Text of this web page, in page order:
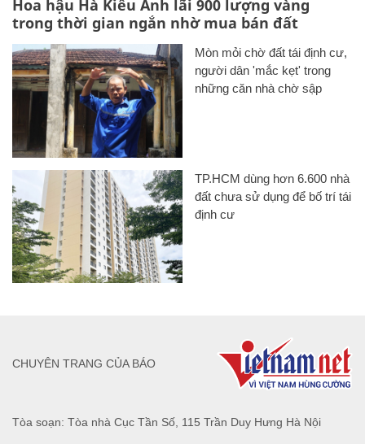
Hoa hậu Hà Kiều Anh lãi 900 lượng vàng
trong thời gian ngắn nhờ mua bán đất
Mòn mỏi chờ đất tái định cư,
người dân 'mắc kẹt' trong
những căn nhà chờ sập
TP.HCM dùng hơn 6.600 nhà
đất chưa sử dụng để bố trí tái
định cư
Tòa soạn: Tòa nhà Cục Tần Số, 115 Trần Duy Hưng Hà Nội
CHUYÊN TRANG CỦA BÁO